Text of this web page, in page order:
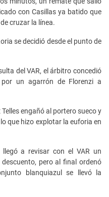
con Casillas ya batido que
cruzar la línea.
se decidió desde el punto de
del VAR, el árbitro concedió
un agarrón de Florenzi a
engañó al portero sueco y
que hizo explotar la euforia en
a revisar con el VAR un
pero al final ordenó
blanquiazul se llevó la